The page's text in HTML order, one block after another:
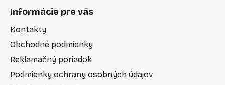
Informácie pre vás
Kontakty
Obchodné podmienky
Reklamačný poriadok
Podmienky ochrany osobných údajov